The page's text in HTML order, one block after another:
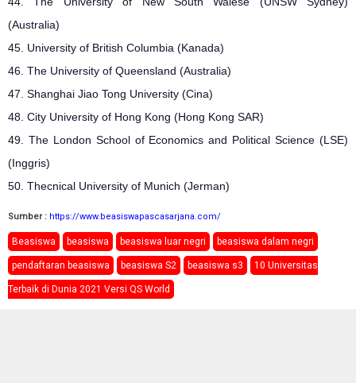
(Australia)
45. University of British Columbia (Kanada)
46. The University of Queensland (Australia)
47. Shanghai Jiao Tong University (Cina)
48. City University of Hong Kong (Hong Kong SAR)
49. The London School of Economics and Political Science (LSE)
(Inggris)
50. Thecnical University of Munich (Jerman)
Sumber : https://www.beasiswapascasarjana.com/
Beasiswa beasiswa beasiswa luar negri beasiswa dalam negri
pendaftaran beasiswa beasiswa S2 beasiswa s3 10 Universitas
Terbaik di Dunia 2021 Versi QS World